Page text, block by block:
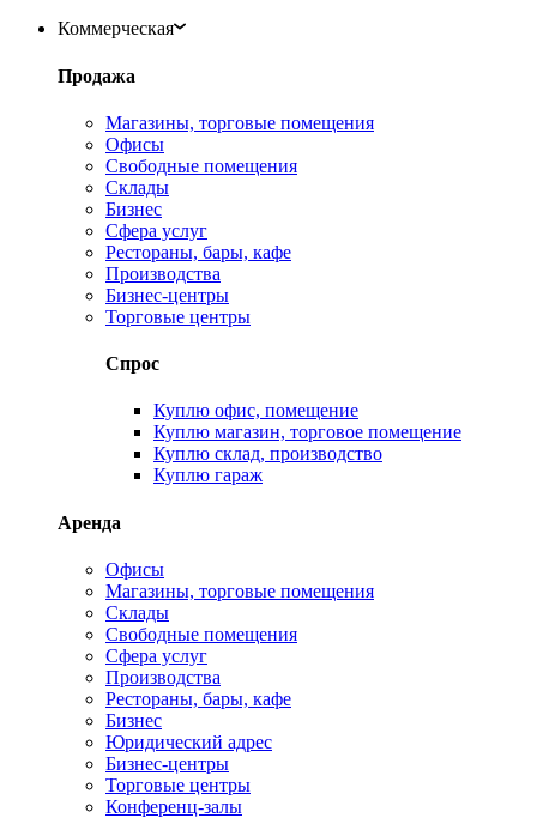
Коммерческая
Продажа
Магазины, торговые помещения
Офисы
Свободные помещения
Склады
Бизнес
Сфера услуг
Рестораны, бары, кафе
Производства
Бизнес-центры
Торговые центры
Спрос
Куплю офис, помещение
Куплю магазин, торговое помещение
Куплю склад, производство
Куплю гараж
Аренда
Офисы
Магазины, торговые помещения
Склады
Свободные помещения
Сфера услуг
Производства
Рестораны, бары, кафе
Бизнес
Юридический адрес
Бизнес-центры
Торговые центры
Конференц-залы